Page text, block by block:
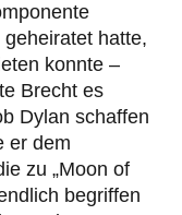
hatte,
konnte –
Brecht es
Dylan schaffen
er dem
zu „Moon of
begriffen